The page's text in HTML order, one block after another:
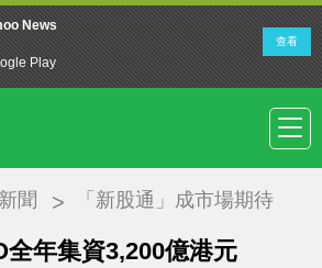
聞 「新股通」成市場期待
年集資3,200億港元